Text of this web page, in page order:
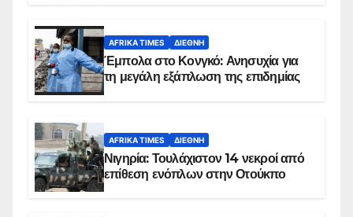
AFRIKA TIMES ΔΙΕΘΝΉ
Έμπολα στο Κονγκό: Ανησυχία για
τη μεγάλη εξάπλωση της επιδημίας
AFRIKA TIMES ΔΙΕΘΝΉ
Νιγηρία: Τουλάχιστον 14 νεκροί από
επίθεση ενόπλων στην Οτούκπο